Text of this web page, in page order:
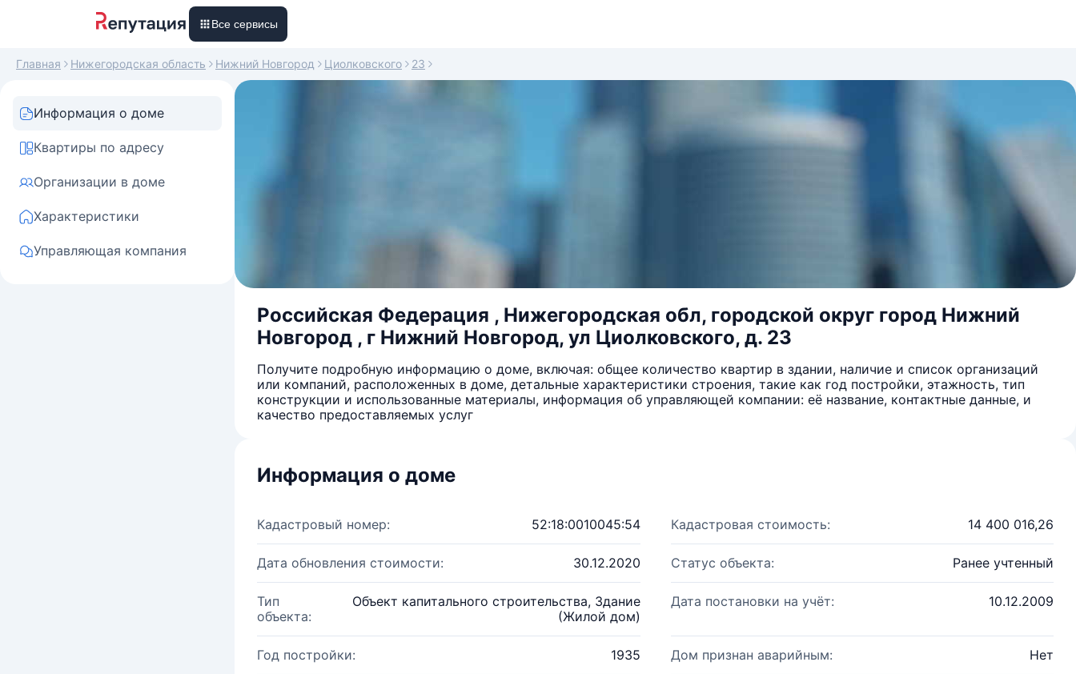
Все сервисы
Главная Нижегородская область Нижний Новгород Циолковского 23
Информация о доме
Квартиры по адресу
Организации в доме
Характеристики
Управляющая компания
Российская Федерация , Нижегородская обл, городской округ город Нижний
Новгород , г Нижний Новгород, ул Циолковского, д. 23
Получите подробную информацию о доме, включая: общее количество квартир в здании, наличие и список организаций
или компаний, расположенных в доме, детальные характеристики строения, такие как год постройки, этажность, тип
конструкции и использованные материалы, информация об управляющей компании: её название, контактные данные, и
качество предоставляемых услуг
Информация о доме
Кадастровый номер: 52:18:0010045:54 Кадастровая стоимость: 14 400 016,26
Дата обновления стоимости: 30.12.2020 Статус объекта: Ранее учтенный
Тип
объекта:
Объект капитального строительства, Здание
(Жилой дом)
Дата постановки на учёт: 10.12.2009
Год постройки: 1935 Дом признан аварийным: Нет